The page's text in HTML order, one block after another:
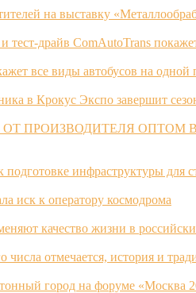
на выставку
тест-драйв ComAutoTrans
все виды автобусов на
в Крокус Экспо завершит
ПРОИЗВОДИТЕЛЯ ОПТОМ
подготовке инфраструктуры для
иск к оператору космодрома
качество жизни в
числа отмечается, история и
город на форуме «Москва